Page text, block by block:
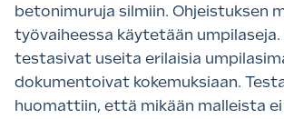
betonimuruja silmiin. Ohjeistuksen
työvaiheessa käytetään
testasivat useita erilaisia
dokumentoivat kokemuksiaan.
huomattiin, että mikään malleista